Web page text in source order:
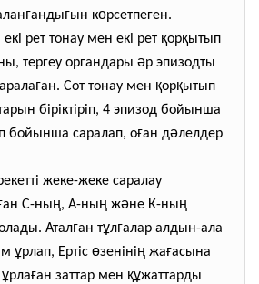
ғандығын көрсетпеген.
рет тонау мен екі рет қорқытып
тергеу органдары әр эпизодты
ған. Сот тонау мен қорқытып
біріктіріп, 4 эпизод бойынша
бойынша саралап, оған дәлелдер
жеке-жеке саралау
ан С-ның, А-ның және К-ның
Аталған тұлғалар алдын-ала
ұрлап, Ертіс өзенінің жағасына
ұрлаған заттар мен құжаттарды